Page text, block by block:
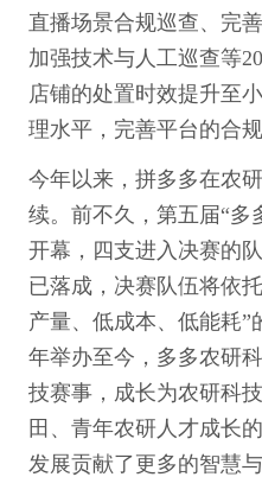
直播场景合规巡查、完
加强技术与人工巡查等
店铺的处置时效提升至
理水平，完善平台的合规
今年以来，拼多多在农
续。前不久，第五届“多
开幕，四支进入决赛的
已落成，决赛队伍将依
产量、低成本、低能耗”
年举办至今，多多农研
技赛事，成长为农研科
田、青年农研人才成长
发展贡献了更多的智慧与